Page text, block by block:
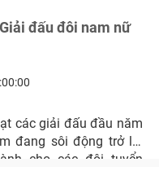
đấu đôi nam nữ
các giải đấu đầu năm
đang sôi động trở lại
cho các đội tuyển